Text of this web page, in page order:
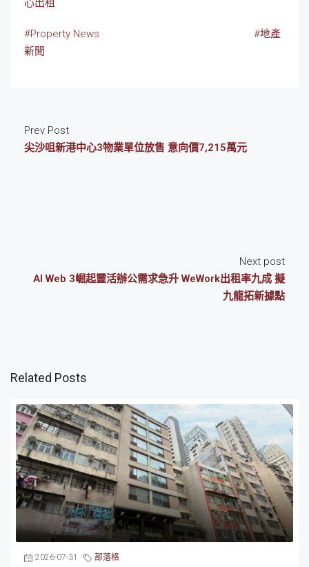
心出租
#Property News
#地產
新聞
Prev Post
尖沙咀新港中心3物業單位放售 意向價7,215萬元
Next post
AI Web 3崛起靈活辦公需求急升 WeWork出租率九成 擬
九龍拓新據點
Related Posts
2026-07-31 部落格